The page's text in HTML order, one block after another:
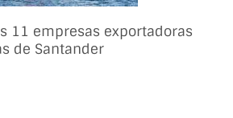
11 empresas exportadoras
de Santander